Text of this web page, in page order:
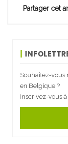
Partager cet
Souhaitez-vous
en Belgique ?
Inscrivez-vous